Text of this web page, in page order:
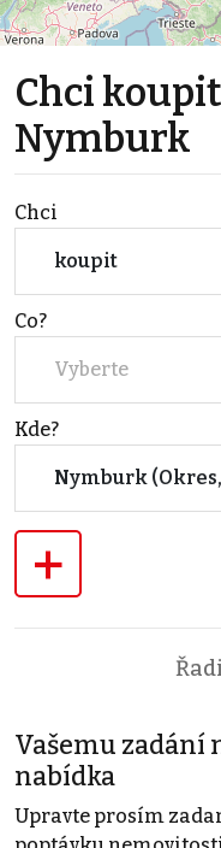
Chci
Nymburk
Chci
koupit
Co?
Vyberte
Kde?
Nymburk
+
Vašemu zadání
nabídka
Upravte prosím